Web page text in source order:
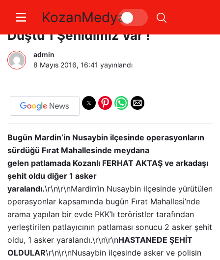
KozanMedya
Kozan’a Yine Bir Şehit Ateşi
Düştü 1 Şehidimiz Var !
admin
8 Mayıs 2016, 16:41 yayınlandı
Bugün Mardin’in Nusaybin ilçesinde operasyonların
sürdüğü Fırat Mahallesinde meydana
gelen patlamada Kozanlı FERHAT AKTAŞ ve arkadaşı
şehit oldu diğer 1 asker
yaralandı.\r\n\r\nMardin’in Nusaybin ilçesinde yürütülen
operasyonlar kapsamında bugün Fırat Mahallesi’nde
arama yapılan bir evde PKK’lı teröristler tarafından
yerleştirilen patlayıcının patlaması sonucu 2 asker şehit
oldu, 1 asker yaralandı.\r\n\r\nHASTANEDE ŞEHİT
OLDULAR\r\n\r\nNusaybin ilçesinde asker ve polisin